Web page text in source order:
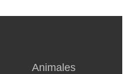
Animales